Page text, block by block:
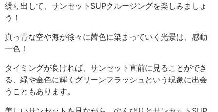
繰り出して、サンセットSUPクルージングを楽しみましょ
う！
真っ青な空や海が徐々に茜色に染まっていく光景は、感動
一色！
タイミングが良ければ、サンセット直前に見ることができ
る、緑や金色に輝くグリーンフラッシュという現象に出会
うこともあります。